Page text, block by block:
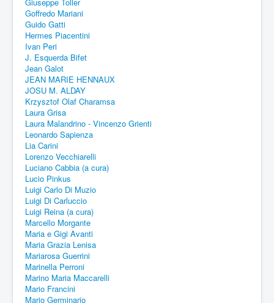
Goffredo Mariani
Guido Gatti
Hermes Piacentini
Ivan Peri
J. Esquerda Bifet
Jean Galot
JEAN MARIE HENNAUX
JOSU M. ALDAY
Krzysztof Olaf Charamsa
Laura Grisa
Laura Malandrino - Vincenzo Grienti
Leonardo Sapienza
Lia Carini
Lorenzo Vecchiarelli
Luciano Cabbia (a cura)
Lucio Pinkus
Luigi Carlo Di Muzio
Luigi Di Carluccio
Luigi Reina (a cura)
Marcello Morgante
Maria e Gigi Avanti
Maria Grazia Lenisa
Mariarosa Guerrini
Marinella Perroni
Marino Maria Maccarelli
Mario Francini
Mario Germinario